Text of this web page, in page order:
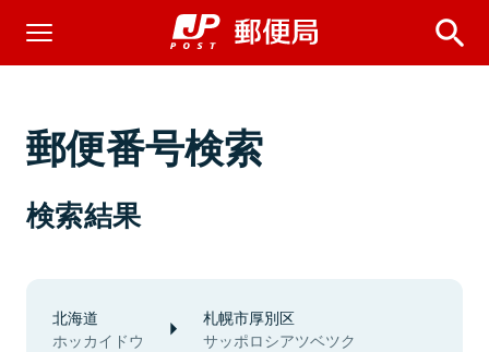
郵便番号検索
検索結果
北海道
ホッカイドウ
札幌市厚別区
サッポロシアツベツク